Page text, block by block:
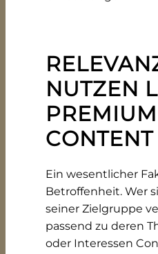
NUTZEN
PREMIUM
CONTENT
Ein wesentlicher
Betroffenheit. Wer
seiner Zielgruppe
passend zu deren
oder Interessen